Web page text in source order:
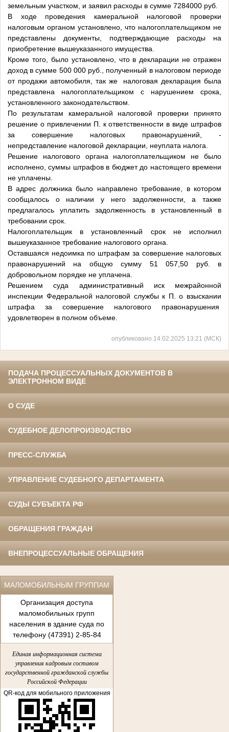
земельным участком, и заявил расходы в сумме 7284000 руб.
В ходе проведения камеральной налоговой проверки
налоговым органом установлено, что налогоплательщиком не
представлены документы, подтверждающие расходы на
приобретение вышеуказанного имущества.
Кроме того, было установлено, что в декларации не отражен
доход в сумме 500 000 руб., полученный в налоговом периоде
от продажи автомобиля, так же налоговая декларация была
представлена налогоплательщиком с нарушением срока,
установленного законодательством.
По результатам камеральной налоговой проверки принято
решение о привлечении П. к ответственности в виде штрафов
за совершение налоговых правонарушений, -
непредставление налоговой декларации, неуплата налога.
Решение налогового органа налогоплательщиком не было
исполнено, суммы штрафов в бюджет до настоящего времени
не уплачены.
В адрес должника было направлено требование, в котором
сообщалось о наличии у него задолженности, а также
предлагалось уплатить задолженность в установленный в
требовании срок.
Налогоплательщик в установленный срок не исполнил
вышеуказанное требование налогового органа.
Оставшаяся недоимка по штрафам за совершение налоговых
правонарушений на общую сумму 51 057,50 руб. в
добровольном порядке не уплачена.
Решением суда административный иск межрайонной
инспекции Федеральной налоговой службы к П. о взыскании
штрафа за совершение налогового правонарушения
удовлетворен в полном объеме.
опубликовано 14.02.2025 13:21 (МСК)
ПОДАЧА ПРОЦЕССУАЛЬНЫХ ДОКУМЕНТОВ В
ЭЛЕКТРОННОМ ВИДЕ
О СУДЕ
СУДЕБНОЕ ДЕЛОПРОИЗВОДСТВО
ПРЕСС-СЛУЖБА
УПРАВЛЕНИЕ СУДЕБНОГО ДЕПАРТАМЕНТА
СУДЫ СУБЪЕКТА РФ
ОБРАЩЕНИЯ ГРАЖДАН
ВНЕПРОЦЕССУАЛЬНЫЕ ОБРАЩЕНИЯ
МАЛОМОБИЛЬНЫМ ГРУППАМ
Организация доступа
маломобильных групп
населения в здание суда по
телефону (47391) 2-85-84
Единая информационная система
управления кадровым составом
государственной гражданской службы
Российской Федерации
QR-код для мобильного приложения